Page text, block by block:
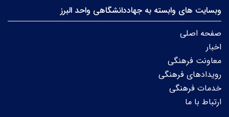
وبسایت های وابسته به جهاددانشگاهی واحد البرز
صفحه اصلی
اخبار
معاونت فرهنگی
رویدادهای فرهنگی
خدمات فرهنگی
ارتباط با ما